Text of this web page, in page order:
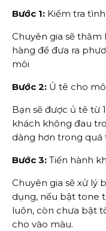
Bước 1: Kiểm tra
Chuyên gia sẽ
hàng để đưa ra
môi
Bước 2: Ủ tê cho
Bạn sẽ được ủ tê từ
khách không đau
dàng hơn trong quá
Bước 3: Tiến hành
Chuyên gia sẽ xử lý
dụng, nếu bật tone
luôn, còn chưa bật
cho vào màu.